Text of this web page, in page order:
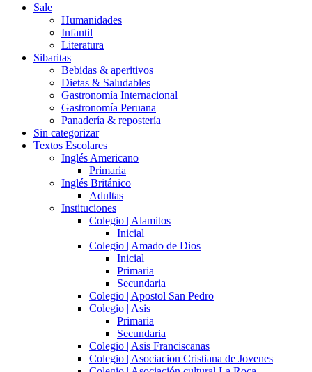
Sale
Humanidades
Infantil
Literatura
Sibaritas
Bebidas & aperitivos
Dietas & Saludables
Gastronomía Internacional
Gastronomía Peruana
Panadería & repostería
Sin categorizar
Textos Escolares
Inglés Americano
Primaria
Inglés Británico
Adultas
Instituciones
Colegio | Alamitos
Inicial
Colegio | Amado de Dios
Inicial
Primaria
Secundaria
Colegio | Apostol San Pedro
Colegio | Asis
Primaria
Secundaria
Colegio | Asis Franciscanas
Colegio | Asociacion Cristiana de Jovenes